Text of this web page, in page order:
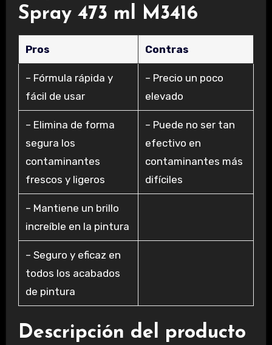
Spray 473 ml M3416
Pros Contras
– Fórmula rápida y
fácil de usar
– Precio un poco
elevado
– Elimina de forma
segura los
contaminantes
frescos y ligeros
– Puede no ser tan
efectivo en
contaminantes más
difíciles
– Mantiene un brillo
increíble en la pintura
– Seguro y eficaz en
todos los acabados
de pintura
Descripción del producto